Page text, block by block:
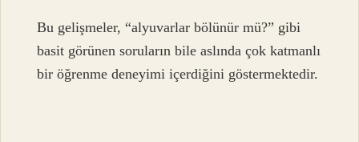
Bu gelişmeler, “alyuvarlar bölünür mü?” gibi
basit görünen soruların bile aslında çok katmanlı
bir öğrenme deneyimi içerdiğini göstermektedir.